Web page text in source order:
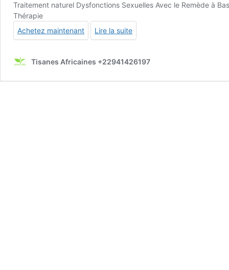
Traitement naturel Dysfonctions Sexuelles Avec le Remède à
Thérapie
Achetez maintenant
Lire la suite
Tisanes Africaines +22941426197